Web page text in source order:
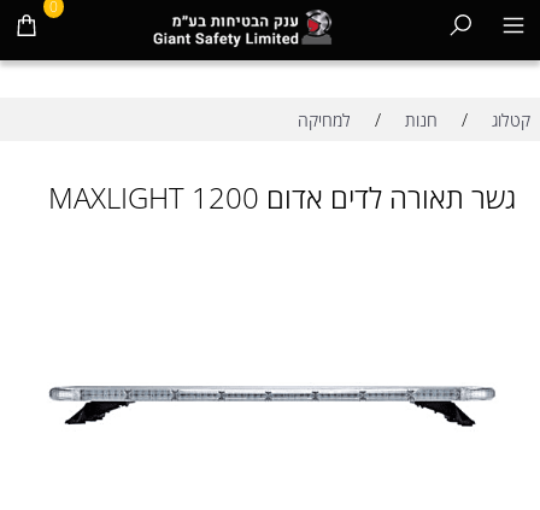
0
קטלוג / חנות / למחיקה
גשר תאורה לדים אדום MAXLIGHT 1200